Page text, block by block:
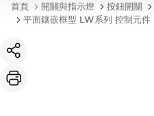
首頁 開關與指示燈 按鈕開關
平面鑲嵌框型 LW系列 控制元件